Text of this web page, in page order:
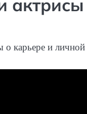
актрисы